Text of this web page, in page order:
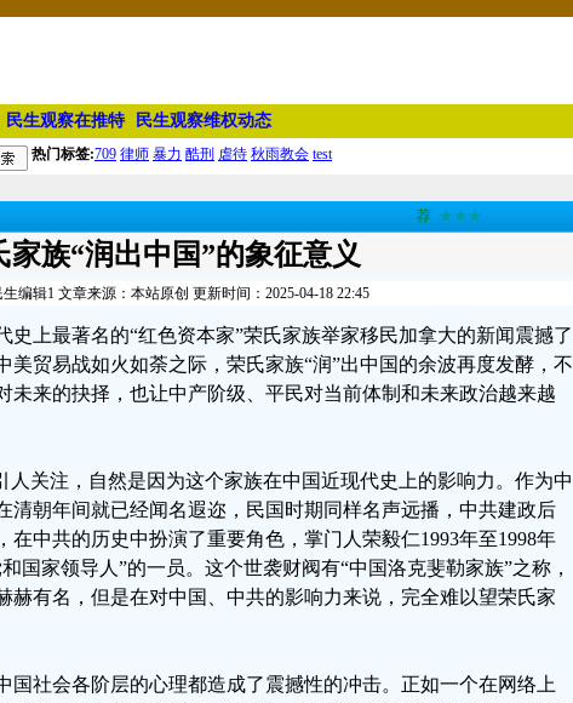
民生观察在推特 民生观察维权动态
热门标签:709 律师 暴力 酷刑 虐待 秋雨教会 test
荐 ★★★
家族“润出中国”的象征意义
编辑1 文章来源：本站原创 更新时间：2025-04-18 22:45
史上最著名的“红色资本家”荣氏家族举家移民加拿大的新闻震撼了
美贸易战如火如荼之际，荣氏家族“润”出中国的余波再度发酵，不
未来的抉择，也让中产阶级、平民对当前体制和未来政治越来越
人关注，自然是因为这个家族在中国近现代史上的影响力。作为中
清朝年间就已经闻名遐迩，民国时期同样名声远播，中共建政后
在中共的历史中扮演了重要角色，掌门人荣毅仁1993年至1998年
国家领导人”的一员。这个世袭财阀有“中国洛克斐勒家族”之称，
赫有名，但是在对中国、中共的影响力来说，完全难以望荣氏家
国社会各阶层的心理都造成了震撼性的冲击。正如一个在网络上